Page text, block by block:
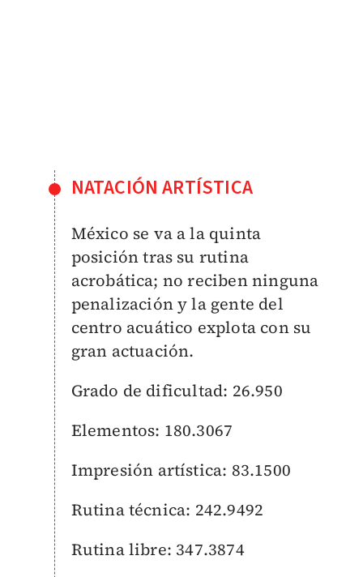
NATACIÓN ARTÍSTICA
México se va a la quinta
posición tras su rutina
acrobática; no reciben ninguna
penalización y la gente del
centro acuático explota con su
gran actuación.
Grado de dificultad: 26.950
Elementos: 180.3067
Impresión artística: 83.1500
Rutina técnica: 242.9492
Rutina libre: 347.3874